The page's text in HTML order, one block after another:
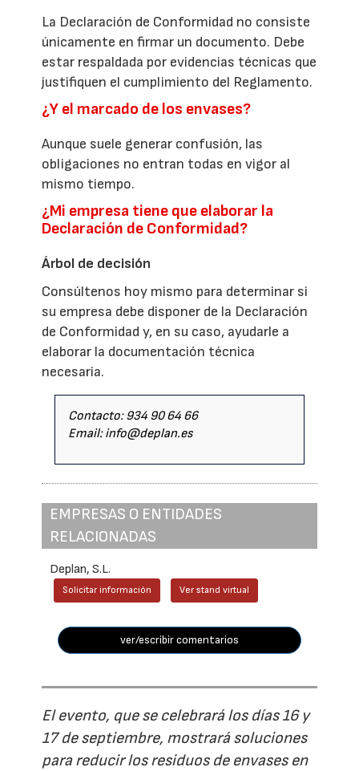
La Declaración de Conformidad no consiste
únicamente en firmar un documento. Debe
estar respaldada por evidencias técnicas que
justifiquen el cumplimiento del Reglamento.
¿Y el marcado de los envases?
Aunque suele generar confusión, las
obligaciones no entran todas en vigor al
mismo tiempo.
¿Mi empresa tiene que elaborar la
Declaración de Conformidad?
Árbol de decisión
Consúltenos hoy mismo para determinar si
su empresa debe disponer de la Declaración
de Conformidad y, en su caso, ayudarle a
elaborar la documentación técnica
necesaria.
Contacto: 934 90 64 66
Email: info@deplan.es
EMPRESAS O ENTIDADES
RELACIONADAS
Deplan, S.L.
Solicitar información Ver stand virtual
ver/escribir comentarios
El evento, que se celebrará los días 16 y
17 de septiembre, mostrará soluciones
para reducir los residuos de envases en